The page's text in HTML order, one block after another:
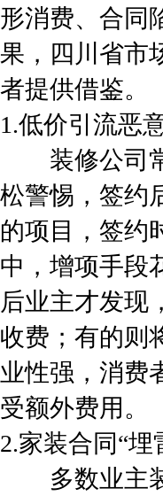
形消费、合同
果，四川省市
者提供借鉴。
1.低价引流恶
装修公司常
松警惕，签约
的项目，签约
中，增项手段
后业主才发现
收费；有的则
业性强，消费
受额外费用。
2.家装合同“埋
多数业主装